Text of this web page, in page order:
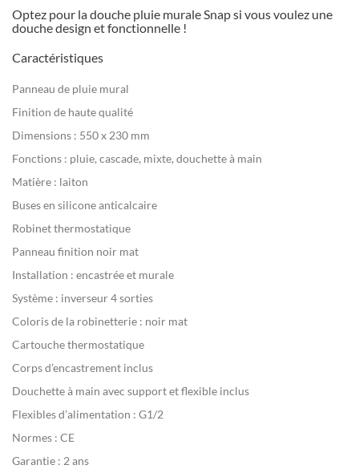
Optez pour la douche pluie murale Snap si vous voulez une
douche design et fonctionnelle !
Caractéristiques
Panneau de pluie mural
Finition de haute qualité
Dimensions : 550 x 230 mm
Fonctions : pluie, cascade, mixte, douchette à main
Matière : laiton
Buses en silicone anticalcaire
Robinet thermostatique
Panneau finition noir mat
Installation : encastrée et murale
Système : inverseur 4 sorties
Coloris de la robinetterie : noir mat
Cartouche thermostatique
Corps d’encastrement inclus
Douchette à main avec support et flexible inclus
Flexibles d’alimentation : G1/2
Normes : CE
Garantie : 2 ans